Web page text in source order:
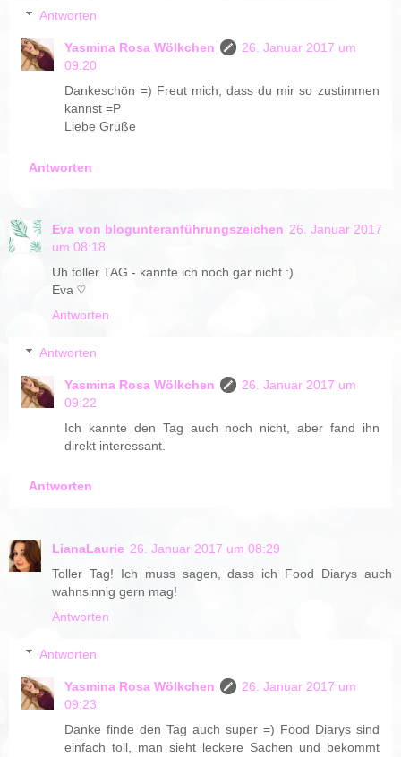
Antworten
Yasmina Rosa Wölkchen
26. Januar 2017 um
09:20
Dankeschön =) Freut mich, dass du mir so zustimmen
kannst =P
Liebe Grüße
Antworten
Eva von blogunteranführungszeichen 26. Januar 2017
um 08:18
Uh toller TAG - kannte ich noch gar nicht :)
Eva ♡
Antworten
Antworten
Yasmina Rosa Wölkchen
26. Januar 2017 um
09:22
Ich kannte den Tag auch noch nicht, aber fand ihn
direkt interessant.
Antworten
LianaLaurie 26. Januar 2017 um 08:29
Toller Tag! Ich muss sagen, dass ich Food Diarys auch
wahnsinnig gern mag!
Antworten
Antworten
Yasmina Rosa Wölkchen
26. Januar 2017 um
09:23
Danke finde den Tag auch super =) Food Diarys sind
einfach toll, man sieht leckere Sachen und bekommt